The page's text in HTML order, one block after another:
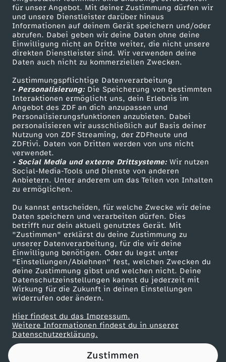
für unser Angebot. Mit deiner Zustimmung dürfen wir
und unsere Dienstleister darüber hinaus
Informationen auf deinem Gerät speichern und/oder
abrufen. Dabei geben wir deine Daten ohne deine
Einwilligung nicht an Dritte weiter, die nicht unsere
direkten Dienstleister sind. Wir verwenden deine
Daten auch nicht zu kommerziellen Zwecken.
Zustimmungspflichtige Datenverarbeitung
• Personalisierung:Die Speicherung von bestimmten
Interaktionen ermöglicht uns, dein Erlebnis im
Angebot des ZDF an dich anzupassen und
Personalisierungsfunktionen anzubieten. Dabei
personalisieren wir ausschließlich auf Basis deiner
Nutzung von ZDF Streaming, der ZDFheute und
ZDFtivi. Daten von Dritten werden von uns nicht
verwendet.
• Social Media und externe Drittsysteme:Wir nutzen
Social-Media-Tools und Dienste von anderen
Anbietern. Unter anderem um das Teilen von Inhalten
zu ermöglichen.
Du kannst entscheiden, für welche Zwecke wir deine
Daten speichern und verarbeiten dürfen. Dies
betrifft nur dein aktuell genutztes Gerät. Mit
"Zustimmen" erklärst du deine Zustimmung zu
unserer Datenverarbeitung, für die wir deine
Einwilligung benötigen. Oder du legst unter
"Einstellungen/Ablehnen" fest, welchen Zwecken du
deine Zustimmung gibst und welchen nicht. Deine
Datenschutzeinstellungen kannst du jederzeit mit
Wirkung für die Zukunft in deinen Einstellungen
widerrufen oder ändern.
Hier findest du das Impressum.
Weitere Informationen findest du in unserer
Datenschutzerklärung.
Zustimmen
i
e
n
B
a
m
-
F
&
A
-
L
i
D
i
Mehr ZDF
ZDF-Apps
Smart TV
ZDFtext
Livestreams
Sendungen A-Z
TV-Programm
Service
ZDFmitreden
Kontakt zum ZDF
Tickets
Zuschauerservice
Hilfe
ZDF Unternehmen
Karriere
ZDF goes Schule
Werbefernsehen
Mainzelmännchen
Partner